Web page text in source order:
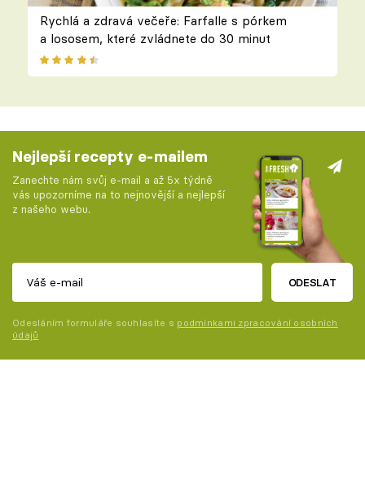
Rychlá a zdravá večeře: Farfalle s pórkem
a lososem, které zvládnete do 30 minut
Nejlepší recepty e-mailem
Zanechte nám svůj e-mail a až 5x týdně
vás upozorníme na to nejnovější a nejlepší
z našeho webu.
ODESLAT
Odesláním formuláře souhlasíte s podmínkami zpracování osobních
údajů